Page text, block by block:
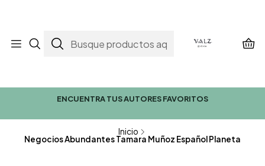
ENCUENTRA TUS AUTORES FAVORITOS
Inicio
Negocios Abundantes Tamara Muñoz Español Planeta